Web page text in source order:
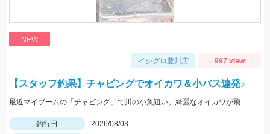
NEW
イシグロ豊川店 997 view
【スタッフ釣果】チャビングでオイカワ＆小バス連発♪
最近マイブームの「チャビング」で川の小魚狙い。綺麗なオイカワが飛び出しました♪途中からはブラックバスの子供がスプーンやスピナーに連続ヒットしてきました。
釣行日
2026/08/03